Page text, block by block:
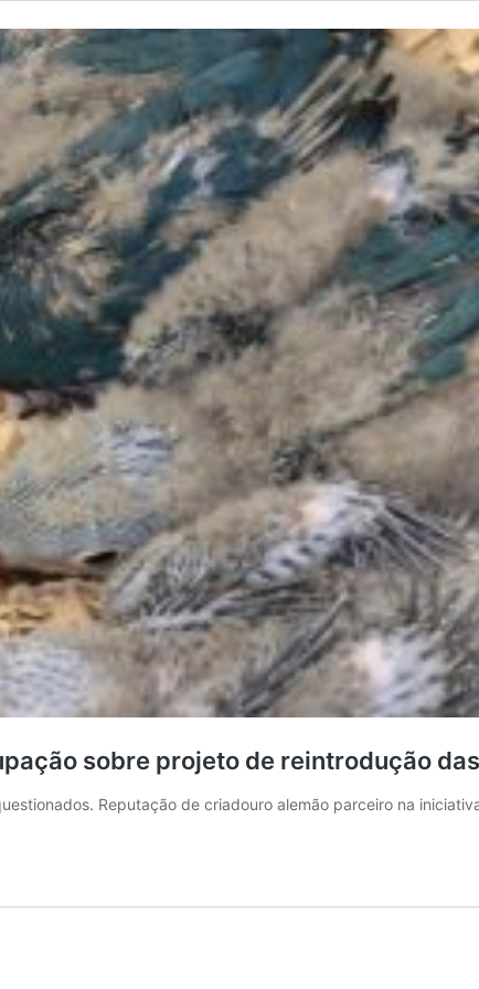
sobre projeto de reintrodução
Reputação de criadouro alemão parceiro na